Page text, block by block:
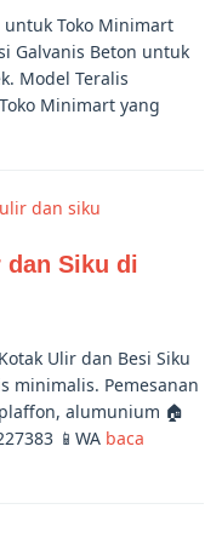
untuk Toko Minimart
Galvanis Beton untuk
Model Teralis
Minimart yang
Siku di
Ulir dan Besi Siku
minimalis. Pemesanan
alumunium 🏠
📱WA baca